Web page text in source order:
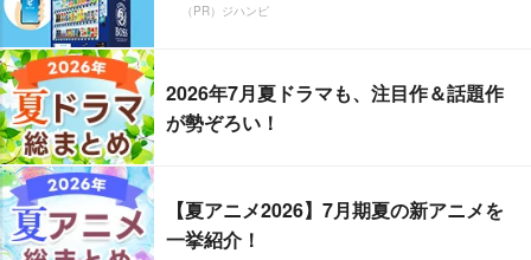
（PR）ジハンピ
2026年7月夏ドラマも、注目作＆話題作
が勢ぞろい！
【夏アニメ2026】7月期夏の新アニメを
一挙紹介！